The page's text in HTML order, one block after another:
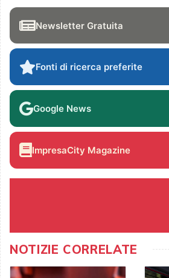
Newsletter Gratuita
Fonti di ricerca preferite
Google News
ImpresaCity Magazine
NOTIZIE CORRELATE